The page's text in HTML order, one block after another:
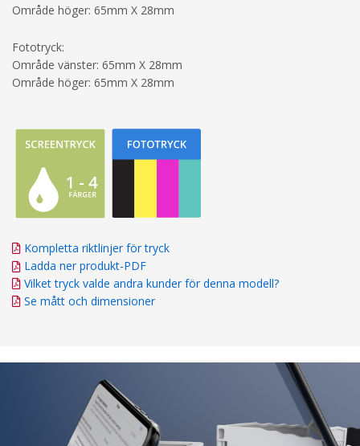
Område höger: 65mm X 28mm
Fototryck:
Område vänster: 65mm X 28mm
Område höger: 65mm X 28mm
Kompletta riktlinjer för tryck
Ladda ner produkt-PDF
Vilket tryck valde andra kunder för denna modell?
Se mått och dimensioner